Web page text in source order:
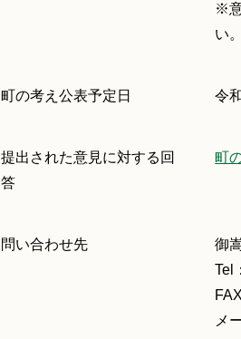
※
い。
町の考え公表予定日 令
提出された意見に対する回
答
町
問い合わせ先
御
Tel
メ